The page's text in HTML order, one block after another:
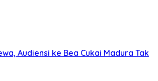
Audiensi ke Bea Cukai Madura Tak